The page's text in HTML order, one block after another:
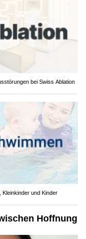
bei Swiss Ablation
und Kinder
Hoffnung